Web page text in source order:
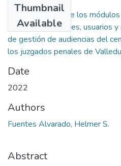
Thumbnail
Available
Implementación de los
despachos judiciales, usuarios
de gestión de audiencias del
los juzgados penales de
Date
2022
Authors
Fuentes Alvarado, Helmer S.
Abstract